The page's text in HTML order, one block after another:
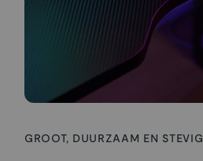
GROOT, DUURZAAM EN STEVIG